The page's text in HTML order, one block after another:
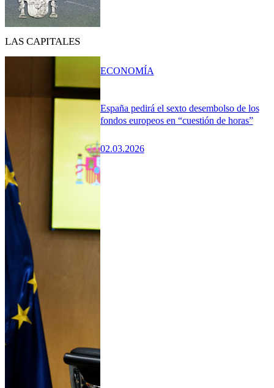
LAS CAPITALES
España pedirá el sexto desembolso de los
fondos europeos en “cuestión de horas”
02.03.2026
ECONOMÍA